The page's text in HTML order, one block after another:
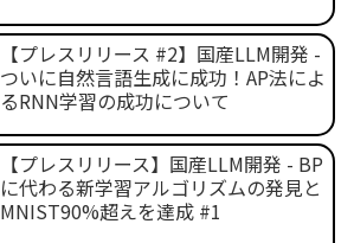
【プレスリリース #2】国産LLM開発 -
ついに自然言語生成に成功！AP法によ
るRNN学習の成功について
【プレスリリース】国産LLM開発 - BP
に代わる新学習アルゴリズムの発見と
MNIST90%超えを達成 #1